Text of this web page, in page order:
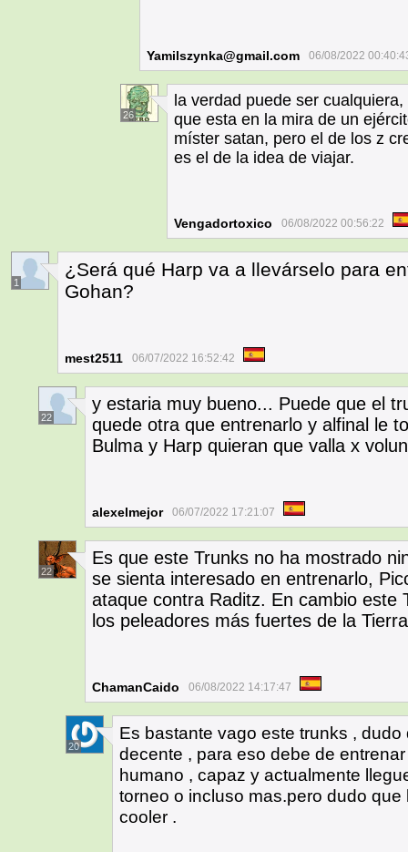
Yamilszynka@gmail.com 06/08/2022
26
la verdad puede ser
que esta en la mira de un
míster satan, pero el de los z
es el de la idea de viajar.
Vengadortoxico 06/08/2022 00:56:22
1
¿Será qué Harp va a llevárselo para
Gohan?
mest2511 06/07/2022 16:52:42
22
y estaria muy bueno... Puede que el
quede otra que entrenarlo y alfinal le
Bulma y Harp quieran que valla x
alexelmejor 06/07/2022 17:21:07
22
Es que este Trunks no ha mostrado
se sienta interesado en entrenarlo,
ataque contra Raditz. En cambio este
los peleadores más fuertes de la
ChamanCaido 06/08/2022 14:17:47
20
Es bastante vago este trunks ,
decente , para eso debe de
humano , capaz y actualmente
torneo o incluso mas.pero dudo
cooler .